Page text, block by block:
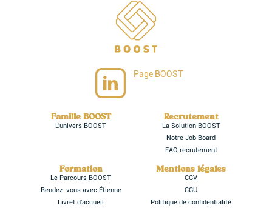
Page BOOST
Famille BOOST
L'univers BOOST
Recrutement
La Solution BOOST
Notre Job Board
FAQ recrutement
Formation
Le Parcours BOOST
Rendez-vous avec Étienne
Livret d'accueil
Mentions légales
CGV
CGU
Politique de confidentialité